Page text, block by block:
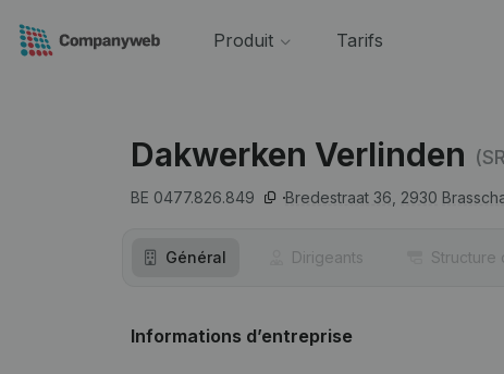
Produit Tarifs
Dakwerken Verlinden
BE 0477.826.849 Bredestraat 36, 2930
Général Dirigeants Structure
Informations d’entreprise